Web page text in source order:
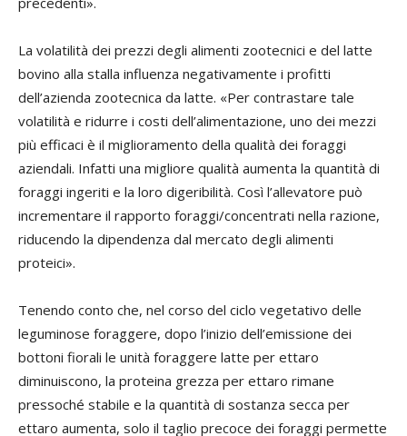
La volatilità dei prezzi degli alimenti zootecnici e del latte
bovino alla stalla influenza negativamente i profitti
dell’azienda zootecnica da latte. «Per contrastare tale
volatilità e ridurre i costi dell’alimentazione, uno dei mezzi
più efficaci è il miglioramento della qualità dei foraggi
aziendali. Infatti una migliore qualità aumenta la quantità di
foraggi ingeriti e la loro digeribilità. Così l’allevatore può
incrementare il rapporto foraggi/concentrati nella razione,
riducendo la dipendenza dal mercato degli alimenti
proteici».
Tenendo conto che, nel corso del ciclo vegetativo delle
leguminose foraggere, dopo l’inizio dell’emissione dei
bottoni fiorali le unità foraggere latte per ettaro
diminuiscono, la proteina grezza per ettaro rimane
pressoché stabile e la quantità di sostanza secca per
ettaro aumenta, solo il taglio precoce dei foraggi permette